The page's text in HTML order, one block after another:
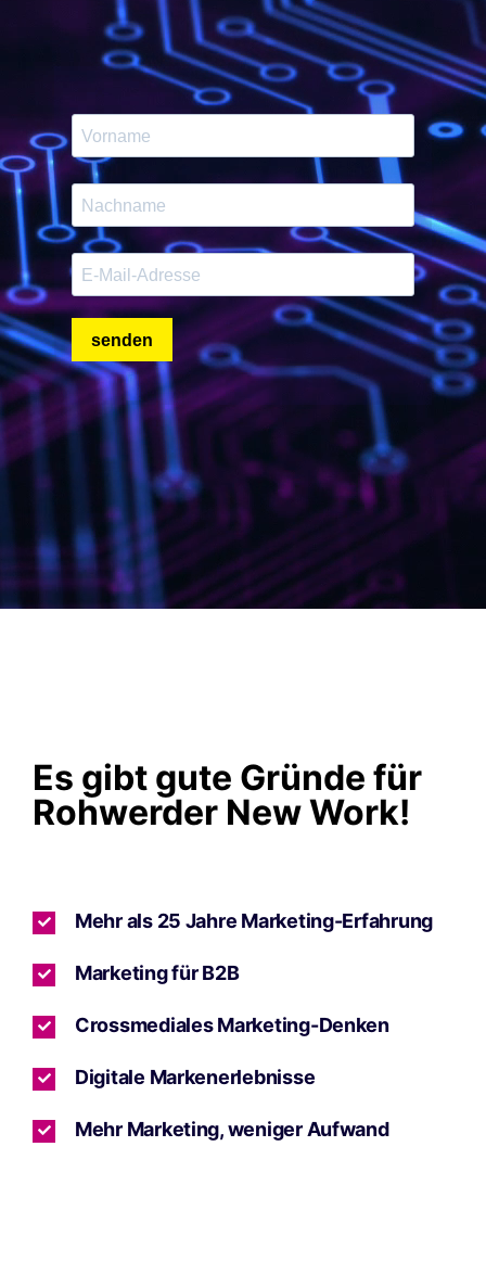
Es gibt gute Gründe für
Rohwerder New Work!
Mehr als 25 Jahre Marketing-Erfahrung
Marketing für B2B
Crossmediales Marketing-Denken
Digitale Markenerlebnisse
Mehr Marketing, weniger Aufwand